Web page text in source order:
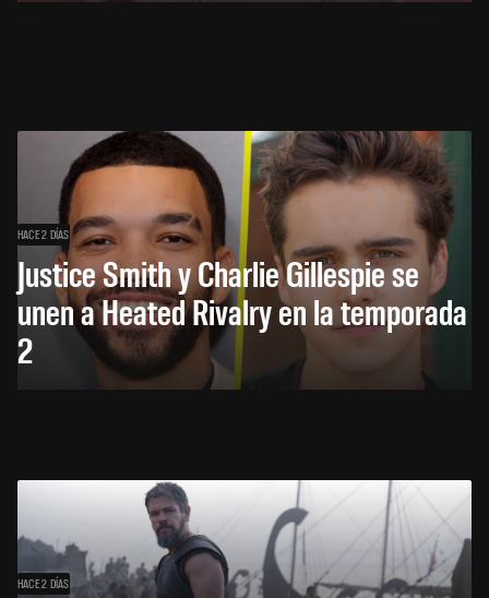
HACE 2 DÍAS
Justice Smith y Charlie Gillespie se
unen a Heated Rivalry en la temporada
2
HACE 2 DÍAS